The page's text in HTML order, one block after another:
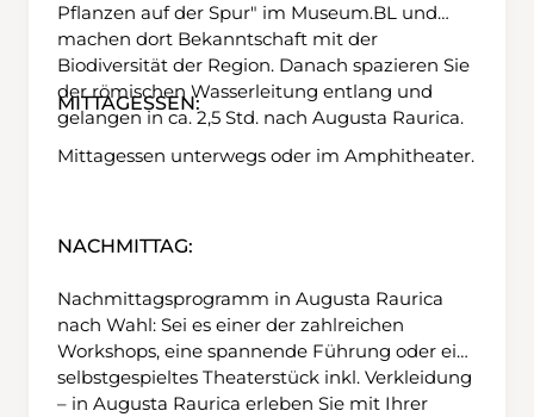
Pflanzen auf der Spur" im Museum.BL und
machen dort Bekanntschaft mit der
Biodiversität der Region. Danach spazieren Sie
der römischen Wasserleitung entlang und
gelangen in ca. 2,5 Std. nach Augusta Raurica.
MITTAGESSEN:
Mittagessen unterwegs oder im Amphitheater.
NACHMITTAG:
Nachmittagsprogramm in Augusta Raurica
nach Wahl: Sei es einer der zahlreichen
Workshops, eine spannende Führung oder ein
selbstgespieltes Theaterstück inkl. Verkleidung
– in Augusta Raurica erleben Sie mit Ihrer